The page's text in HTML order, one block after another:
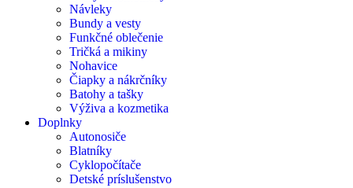
Návleky
Bundy a vesty
Funkčné oblečenie
Tričká a mikiny
Nohavice
Čiapky a nákrčníky
Batohy a tašky
Výživa a kozmetika
Doplnky
Autonosiče
Blatníky
Cyklopočítače
Detské príslušenstvo